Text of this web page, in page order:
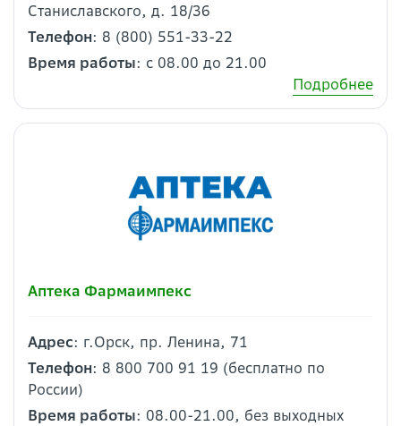
Станиславского, д. 18/36
Телефон: 8 (800) 551-33-22
Время работы: с 08.00 до 21.00
Подробнее
Аптека Фармаимпекс
Адрес: г.Орск, пр. Ленина, 71
Телефон: 8 800 700 91 19 (бесплатно по
России)
Время работы: 08.00-21.00, без выходных